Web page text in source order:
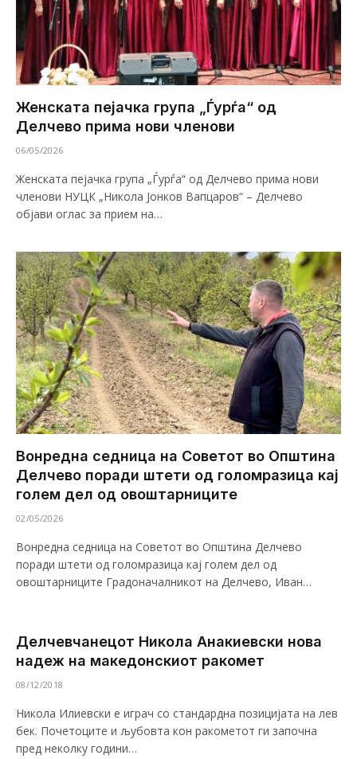
Женската пејачка група „Ѓурѓа“ од
Делчево прима нови членови
06/05/2026
Женската пејачка група „Ѓурѓа“ од Делчево прима нови
членови НУЦК „Никола Јонков Вапцаров“ – Делчево
објави оглас за прием на…
Вонредна седница на Советот во Општина
Делчево поради штети од голомразица кај
голем дел од овоштарниците
02/05/2026
Вонредна седница на Советот во Општина Делчево
поради штети од голомразица кај голем дел од
овоштарниците Градоначалникот на Делчево, Иван…
Делчевчанецот Никола Анакиевски нова
надеж на македонскиот ракомет
08/12/2018
Никола Илиевски е играч со стандардна позицијата на лев
бек. Почетоците и љубовта кон ракометот ги започна
пред неколку години…